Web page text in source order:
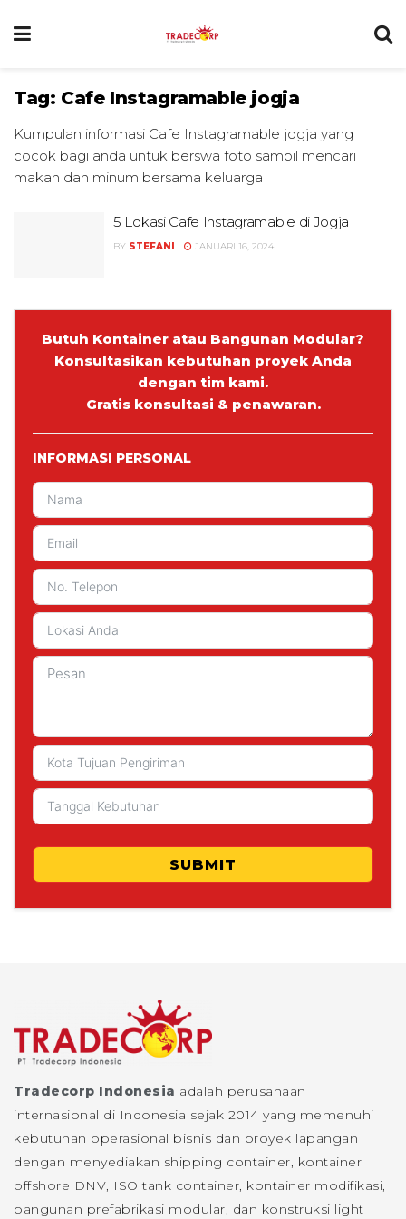
Tag: Cafe Instagramable jogja
Kumpulan informasi Cafe Instagramable jogja yang
cocok bagi anda untuk berswa foto sambil mencari
makan dan minum bersama keluarga
5 Lokasi Cafe Instagramable di Jogja
BY STEFANI JANUARI 16, 2024
Butuh Kontainer atau Bangunan Modular?
Konsultasikan kebutuhan proyek Anda
dengan tim kami.
Gratis konsultasi & penawaran.
INFORMASI PERSONAL
SUBMIT
Tradecorp Indonesia adalah perusahaan
internasional di Indonesia sejak 2014 yang memenuhi
kebutuhan operasional bisnis dan proyek lapangan
dengan menyediakan shipping container, kontainer
offshore DNV, ISO tank container, kontainer modifikasi,
bangunan prefabrikasi modular, dan konstruksi light